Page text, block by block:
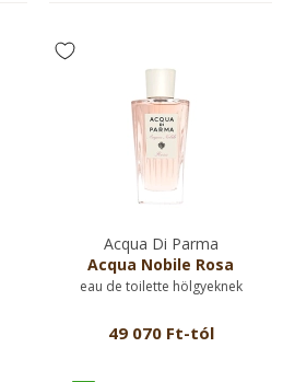
Acqua Di Parma
Acqua Nobile Rosa
eau de toilette hölgyeknek
49 070 Ft-tól